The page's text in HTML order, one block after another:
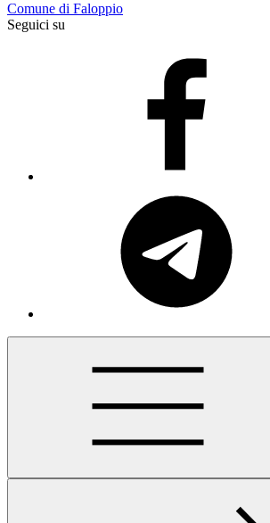
Comune di Faloppio
Seguici su